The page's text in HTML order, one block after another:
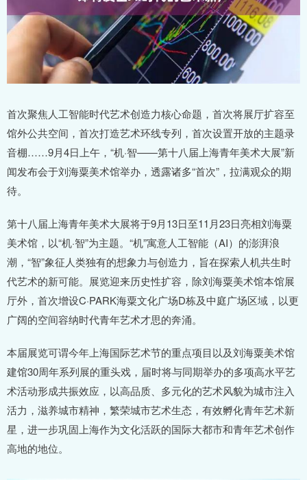
首次聚焦人工智能时代艺术创造力核心命题，首次将展厅扩容至
馆外公共空间，首次打造艺术环线专列，首次设置开放的主题录
音棚……9月4日上午，“机·智——第十八届上海青年美术大展”新
闻发布会于刘海粟美术馆举办，透露诸多“首次”，拉满观众的期
待。
第十八届上海青年美术大展将于9月13日至11月23日亮相刘海粟
美术馆，以“机·智”为主题。“机”寓意人工智能（AI）的澎湃浪
潮，“智”象征人类独有的想象力与创造力，旨在探索人机共生时
代艺术的新可能。展览迎来历史性扩容，除刘海粟美术馆本馆展
厅外，首次增设C·PARK海粟文化广场D栋及中庭广场区域，以更
广阔的空间容纳时代青年艺术才思的奔涌。
本届展览可谓今年上海国际艺术节的重点项目以及刘海粟美术馆
建馆30周年系列展的重头戏，届时将与同期举办的多项高水平艺
术活动形成共振效应，以高品质、多元化的艺术风貌为城市注入
活力，滋养城市精神，繁荣城市艺术生态，有效孵化青年艺术新
星，进一步巩固上海作为文化活跃的国际大都市和青年艺术创作
高地的地位。